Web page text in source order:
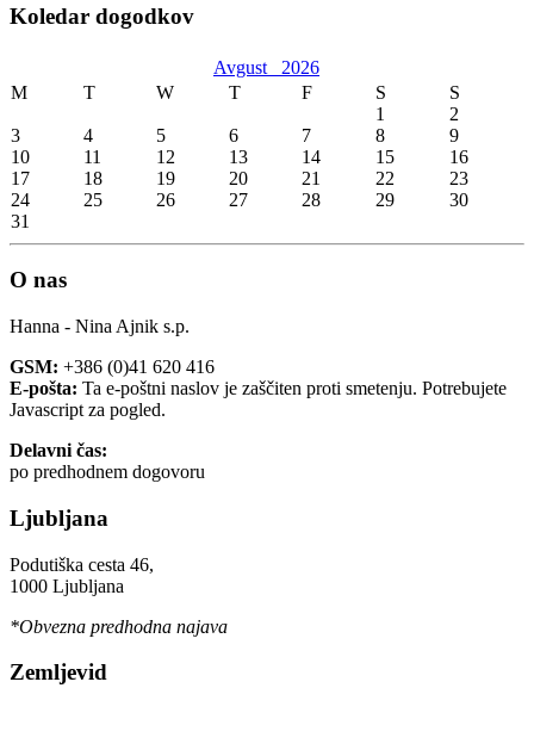
Koledar dogodkov
Avgust 2026
M
T W T F S
S
1
2
3
4 5 6 7 8
9
10
11 12 13 14 15
16
17
18 19 20 21 22
23
24
25 26 27 28 29
30
31
O nas
Hanna - Nina Ajnik s.p.
GSM: +386 (0)41 620 416
E-pošta: Ta e-poštni naslov je zaščiten proti smetenju. Potrebujete
Javascript za pogled.
Delavni čas:
po predhodnem dogovoru
Ljubljana
Podutiška cesta 46,
1000 Ljubljana
*Obvezna predhodna najava
Zemljevid